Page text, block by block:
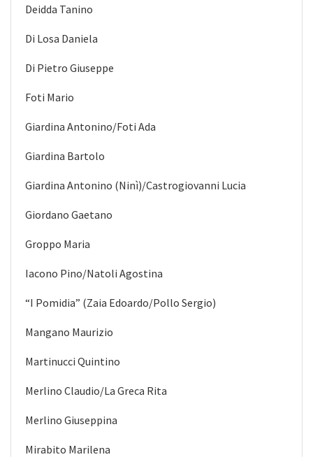
Deidda Tanino
Di Losa Daniela
Di Pietro Giuseppe
Foti Mario
Giardina Antonino/Foti Ada
Giardina Bartolo
Giardina Antonino (Ninì)/Castrogiovanni Lucia
Giordano Gaetano
Groppo Maria
Iacono Pino/Natoli Agostina
“I Pomidia” (Zaia Edoardo/Pollo Sergio)
Mangano Maurizio
Martinucci Quintino
Merlino Claudio/La Greca Rita
Merlino Giuseppina
Mirabito Marilena